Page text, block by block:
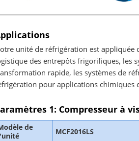
unité de réfrigération est appliquée
des entrepôts frigorifiques, les
rapide, les systèmes de
pour applications chimiques
1: Compresseur à
de
MCF2016LS